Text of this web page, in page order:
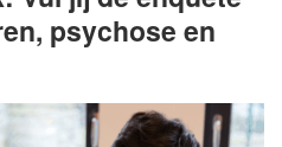
psychose en